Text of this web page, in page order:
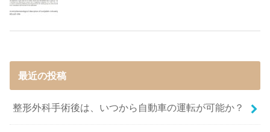
最近の投稿
整形外科手術後は、いつから自動車の運転が可能か？